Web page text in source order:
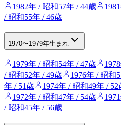
1982年 / 昭和57年 / 44歳
/ 昭和55年 / 46歳
1970〜1979年生まれ
1979年 / 昭和54年 / 47歳
/ 昭和52年 / 49歳
1976年 / 昭和
年 / 51歳
1974年 / 昭和49年 / 52
1972年 / 昭和47年 / 54歳
/ 昭和45年 / 56歳